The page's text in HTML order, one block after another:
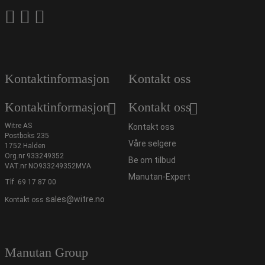
Kontaktinformasjon
Kontaktinformasjon
Witre AS
Postboks 235
1752 Halden
Org.nr 933249352
VAT.nr NO933249352MVA
Tlf. 69 17 87 00
Kontakt oss sales@witre.no
Kontakt oss
Kontakt oss
Kontakt oss
Våre selgere
Be om tilbud
Manutan-Expert
Manutan Group